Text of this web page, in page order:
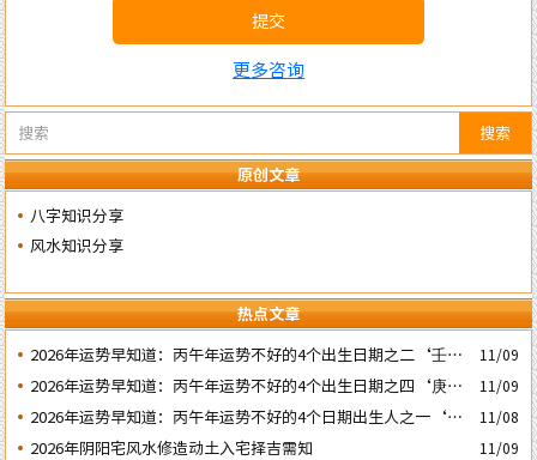
搜索
原创文章
八字知识分享
风水知识分享
热点文章
2026年运势早知道：丙午年运势不好的4个出生日期之二‘壬子’
日
11/09
2026年运势早知道：丙午年运势不好的4个出生日期之四‘庚子’
日
11/09
2026年运势早知道：丙午年运势不好的4个日期出生人之一‘戊
子’ 日
11/08
2026年阴阳宅风水修造动土入宅择吉需知 11/09
提交
更多咨询